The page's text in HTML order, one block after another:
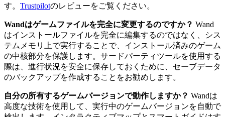
す。 Trustpilotのレビューをご覧ください。
Wandはゲームファイルを完全に変更するのですか？ Wand
はインストールファイルを完全に編集するのではなく、シス
テムメモリ上で実行することで、インストール済みのゲーム
の中核部分を保護します。サードパーティツールを使用する
際は、進行状況を安全に保存しておくために、セーブデータ
のバックアップを作成することをお勧めします。
自分の所有するゲームバージョンで動作しますか？ Wandは
高度な技術を使用して、実行中のゲームバージョンを自動で